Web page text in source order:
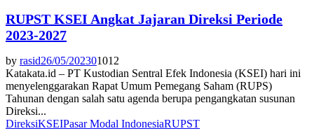
RUPST KSEI Angkat Jajaran Direksi Periode
2023-2027
by rasid26/05/202301012
Katakata.id – PT Kustodian Sentral Efek Indonesia (KSEI) hari ini
menyelenggarakan Rapat Umum Pemegang Saham (RUPS)
Tahunan dengan salah satu agenda berupa pengangkatan susunan
Direksi...
DireksiKSEIPasar Modal IndonesiaRUPST